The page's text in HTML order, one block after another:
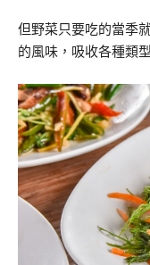
但野菜只要吃的當季
的風味，吸收各種類